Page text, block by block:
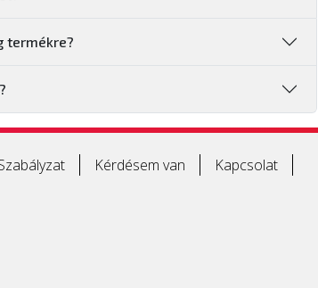
termékre?
Kérdésem van
Kapcsolat